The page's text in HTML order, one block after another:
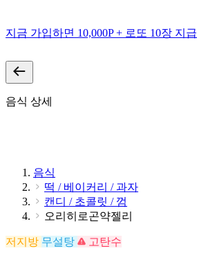
지금 가입하면 10,000P + 로또 10장 지급
음식 상세
음식
떡 / 베이커리 / 과자
캔디 / 초콜릿 / 껌
오리히로곤약젤리
저지방 무설탕 고탄수